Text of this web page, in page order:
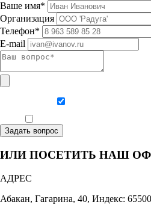
Ваше имя*
Организация
Телефон*
E-mail
Задать вопрос
ИЛИ ПОСЕТИТЬ НАШ
АДРЕС
Абакан, Гагарина, 40, Индекс: